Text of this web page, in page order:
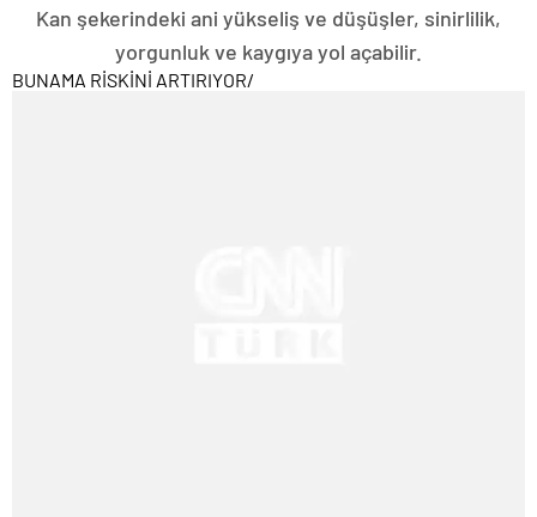
Kan şekerindeki ani yükseliş ve düşüşler, sinirlilik,
yorgunluk ve kaygıya yol açabilir.
BUNAMA RİSKİNİ ARTIRIYOR/